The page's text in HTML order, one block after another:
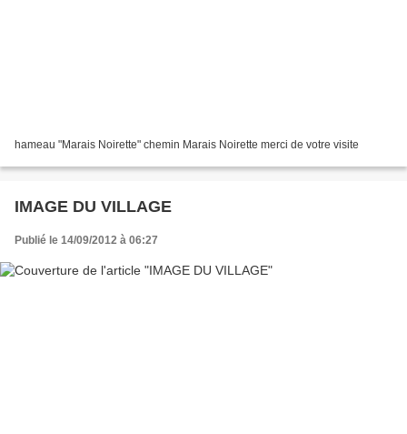
hameau "Marais Noirette" chemin Marais Noirette merci de votre visite
IMAGE DU VILLAGE
Publié le 14/09/2012 à 06:27